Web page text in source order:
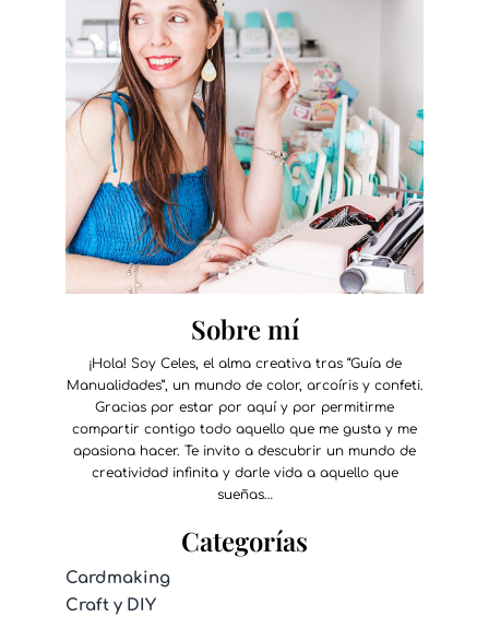
Sobre mí
¡Hola! Soy Celes, el alma creativa tras “Guía de
Manualidades”, un mundo de color, arcoíris y confeti.
Gracias por estar por aquí y por permitirme
compartir contigo todo aquello que me gusta y me
apasiona hacer. Te invito a descubrir un mundo de
creatividad infinita y darle vida a aquello que
sueñas…
Categorías
Cardmaking
Craft y DIY